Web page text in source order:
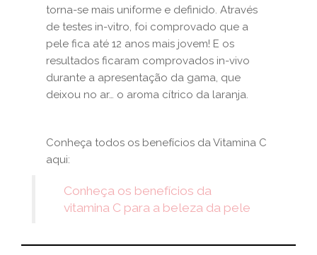
torna-se mais uniforme e definido. Através
de testes in-vitro, foi comprovado que a
pele fica até 12 anos mais jovem! E os
resultados ficaram comprovados in-vivo
durante a apresentação da gama, que
deixou no ar… o aroma cítrico da laranja.
Conheça todos os benefícios da Vitamina C
aqui:
Conheça os benefícios da
vitamina C para a beleza da pele